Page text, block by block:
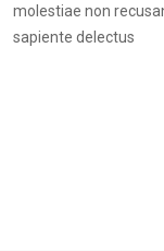
molestiae non
sapiente delectus